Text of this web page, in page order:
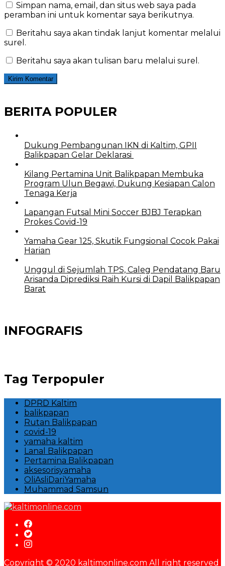
Simpan nama, email, dan situs web saya pada
peramban ini untuk komentar saya berikutnya.
Beritahu saya akan tindak lanjut komentar melalui
surel.
Beritahu saya akan tulisan baru melalui surel.
BERITA POPULER
Dukung Pembangunan IKN di Kaltim, GPII
Balikpapan Gelar Deklarasi
Kilang Pertamina Unit Balikpapan Membuka
Program Ulun Begawi, Dukung Kesiapan Calon
Tenaga Kerja
Lapangan Futsal Mini Soccer BJBJ Terapkan
Prokes Covid-19
Yamaha Gear 125, Skutik Fungsional Cocok Pakai
Harian
Unggul di Sejumlah TPS, Caleg Pendatang Baru
Arisanda Diprediksi Raih Kursi di Dapil Balikpapan
Barat
INFOGRAFIS
Tag Terpopuler
DPRD Kaltim
balikpapan
Rutan Balikpapan
covid-19
yamaha kaltim
Lanal Balikpapan
Pertamina Balikpapan
aksesorisyamaha
OliAsliDariYamaha
Muhammad Samsun
Copyright © 2020 kaltimonline.com All right reserved